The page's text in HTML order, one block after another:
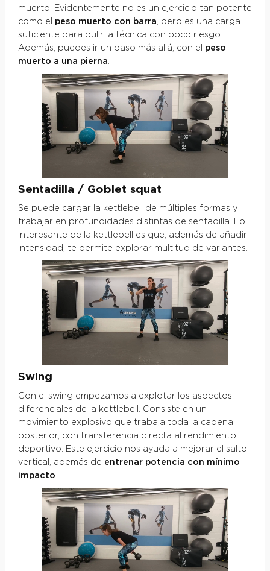
muerto. Evidentemente no es un ejercicio tan potente
como el
peso muerto con barra , pero es una carga
suficiente para pulir la técnica con poco riesgo.
Además, puedes ir un paso más allá, con el
peso
muerto a una pierna
Sentadilla / Goblet squat
Se puede cargar la kettlebell de múltiples formas y
trabajar en profundidades distintas de sentadilla. Lo
interesante de la kettlebell es que, además de añadir
intensidad, te permite explorar multitud de variantes.
Swing
Con el swing empezamos a explotar los aspectos
diferenciales de la kettlebell. Consiste en un
movimiento explosivo que trabaja toda la cadena
posterior, con transferencia directa al rendimiento
deportivo. Este ejercicio nos ayuda a mejorar el salto
vertical, además de entrenar potencia con mínimo
impacto